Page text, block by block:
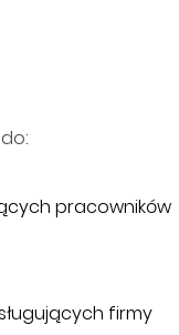
pracowników
firmy